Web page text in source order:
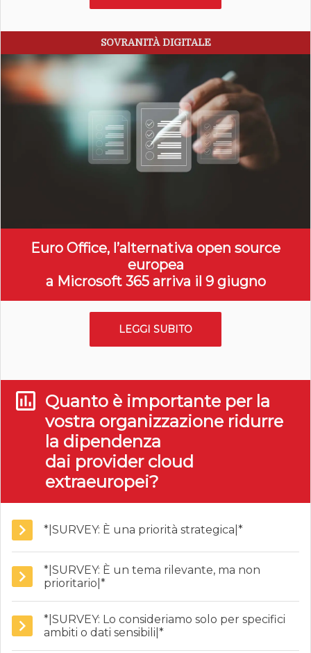
SOVRANITÀ DIGITALE
Euro Office, l’alternativa open source
europea
a Microsoft 365 arriva il 9 giugno
LEGGI SUBITO
Quanto è importante per la
vostra organizzazione ridurre
la dipendenza
dai provider cloud
extraeuropei?
*|SURVEY: È una priorità strategica|*
*|SURVEY: È un tema rilevante, ma non
prioritario|*
*|SURVEY: Lo consideriamo solo per specifici
ambiti o dati sensibili|*